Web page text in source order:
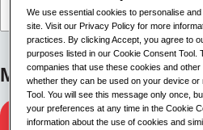
Meklēt tuvumā
Dzelzceļa
We use essential cookies to personalise
site. Visit our Privacy Policy for more
practices. By clicking Accept, you agree to
purposes listed in our Cookie Consent Tool.
companies that use these cookies and other
whether they can be used on your device
Tool. You will see this message only once,
your preferences at any time in the Cookie
information about the use of cookies and